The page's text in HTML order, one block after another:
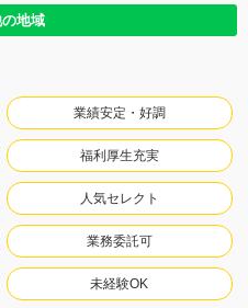
地域
業績安定・好調
福利厚生充実
人気セレクト
業務委託可
未経験OK